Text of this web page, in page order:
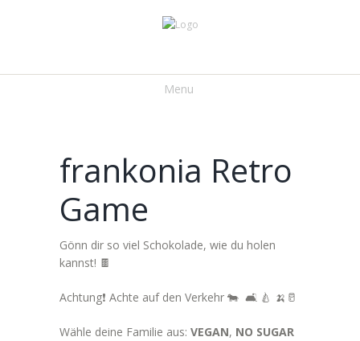
Menu
frankonia Retro
Game
Gönn dir so viel Schokolade, wie du holen
kannst! 🍫
Achtung❗ Achte auf den Verkehr 🐄 🛋️ 🍐 🍌🥛
Wähle deine Familie aus: VEGAN, NO SUGAR